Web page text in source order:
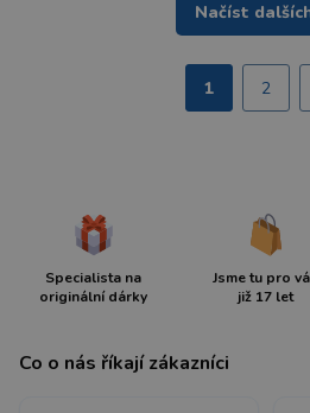
Načíst
1 2
Specialista na
originální dárky
Jsme tu pro
již 17 let
Co o nás říkají zákazníci